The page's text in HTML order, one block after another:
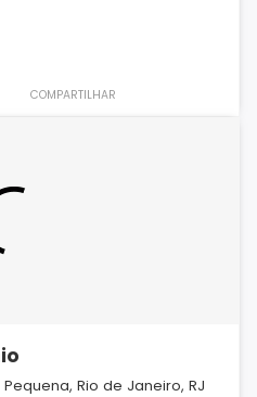
COMPARTILHAR
Rio de Janeiro, RJ